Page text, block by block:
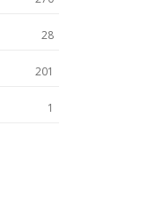
28
201
1